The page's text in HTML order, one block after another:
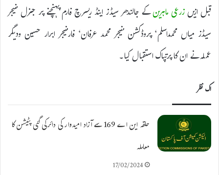
قبل ازیںزرعی ماہرینکے جالندھر سیڈز اینڈ ریسرچ فارم پہنچنے پر جنرل منیجر
سیڈز میاں محمداسلم‘ پروڈکشن منیجر محمد عرفان‘ فارمنیجر ابرار حسین ودیگر
عملہ نے ان کا پرتپاک استقبال کیا۔
اک نظر
حلقہ این اے 169 سے آزاد امیدوار کی دائرکی گئی پٹیشن کا
معاملہ
17/02/2024